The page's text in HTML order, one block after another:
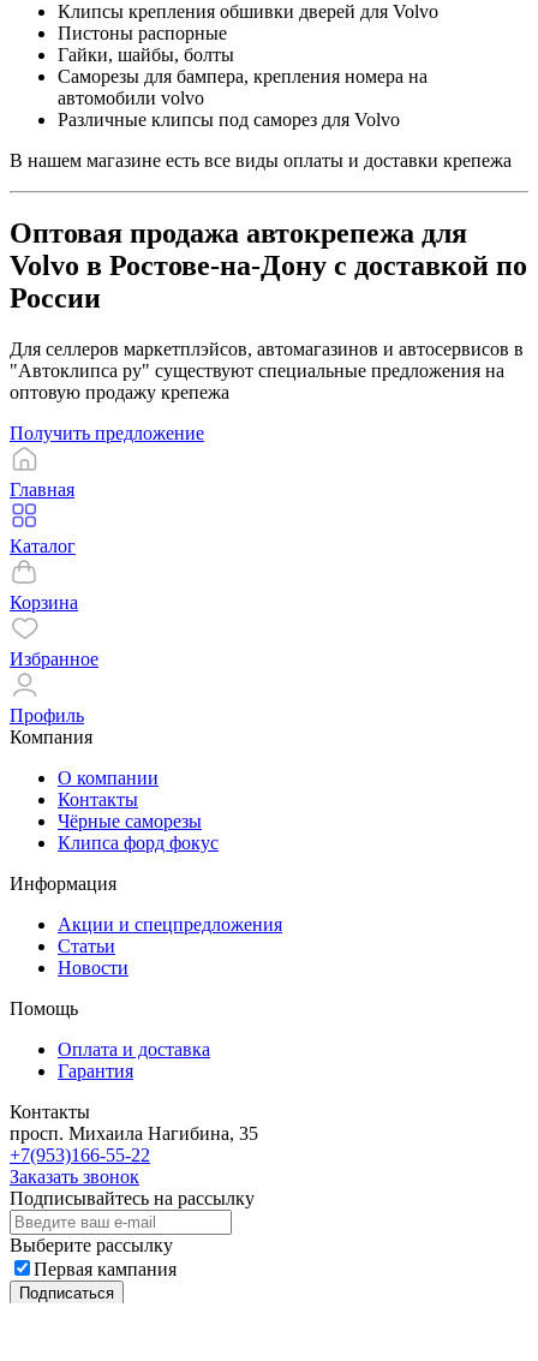
Клипсы крепления обшивки дверей для Volvo
Пистоны распорные
Гайки, шайбы, болты
Саморезы для бампера, крепления номера на
автомобили volvo
Различные клипсы под саморез для Volvo
В нашем магазине есть все виды оплаты и доставки крепежа
Оптовая продажа автокрепежа для
Volvo в Ростове-на-Дону с доставкой по
России
Для селлеров маркетплэйсов, автомагазинов и автосервисов в
"Автоклипса ру" существуют специальные предложения на
оптовую продажу крепежа
Получить предложение
Главная
Каталог
Корзина
Избранное
Профиль
Компания
О компании
Контакты
Чёрные саморезы
Клипса форд фокус
Информация
Акции и спецпредложения
Статьи
Новости
Помощь
Оплата и доставка
Гарантия
Контакты
просп. Михаила Нагибина, 35
+7(953)166-55-22
Заказать звонок
Подписывайтесь на рассылку
Выберите рассылку
Первая кампания
Подписаться